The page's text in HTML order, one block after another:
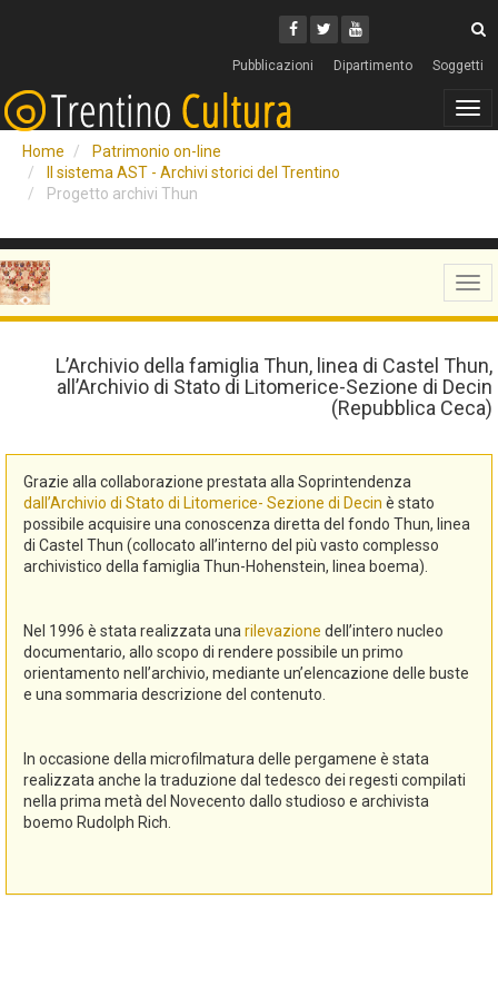
Facebook
Twitter
Youtube
Pubblicazioni Dipartimento Soggetti
Home
Patrimonio on-line
Il sistema AST - Archivi storici del Trentino
Progetto archivi Thun
L’Archivio della famiglia Thun, linea di Castel Thun,
all’Archivio di Stato di Litomerice-Sezione di Decin
(Repubblica Ceca)
Grazie alla collaborazione prestata alla Soprintendenza
dall’Archivio di Stato di Litomerice- Sezione di Decin è stato
possibile acquisire una conoscenza diretta del fondo Thun, linea
di Castel Thun (collocato all’interno del più vasto complesso
archivistico della famiglia Thun-Hohenstein, linea boema).
Nel 1996 è stata realizzata una rilevazione dell’intero nucleo
documentario, allo scopo di rendere possibile un primo
orientamento nell’archivio, mediante un’elencazione delle buste
e una sommaria descrizione del contenuto.
In occasione della microfilmatura delle pergamene è stata
realizzata anche la traduzione dal tedesco dei regesti compilati
nella prima metà del Novecento dallo studioso e archivista
boemo Rudolph Rich.